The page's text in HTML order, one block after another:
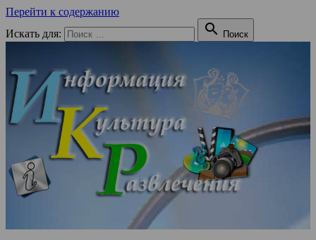
Перейти к содержанию
Искать для:
 Поиск